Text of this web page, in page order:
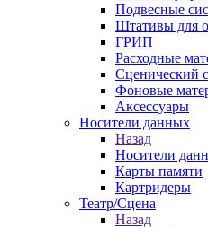
Подвесные
Штативы для
ГРИП
Расходные
Сценический
Фоновые
Аксессуары
Носители данных
Назад
Носители
Карты памяти
Картридеры
Театр/Сцена
Назад